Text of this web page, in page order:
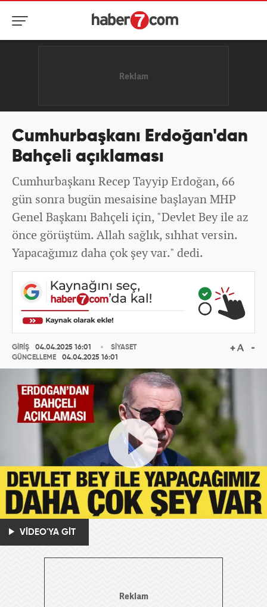
Cumhurbaşkanı Erdoğan'dan
Bahçeli açıklaması
Cumhurbaşkanı Recep Tayyip Erdoğan, 66
gün sonra bugün mesaisine başlayan MHP
Genel Başkanı Bahçeli için, "Devlet Bey ile az
önce görüştüm. Allah sağlık, sıhhat versin.
Yapacağımız daha çok şey var." dedi.
GİRİŞ
04.04.2025 16:01
GÜNCELLEME
04.04.2025 16:01
SİYASET
VİDEO'YA GİT